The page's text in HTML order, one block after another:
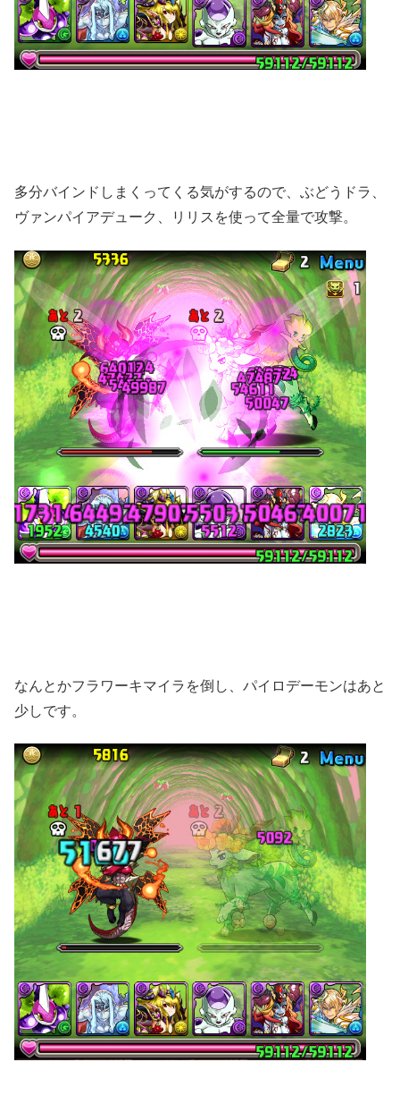
多分バインドしまくってくる気がするので、ぶどうドラ、
ヴァンパイアデューク、リリスを使って全量で攻撃。
なんとかフラワーキマイラを倒し、パイロデーモンはあと
少しです。